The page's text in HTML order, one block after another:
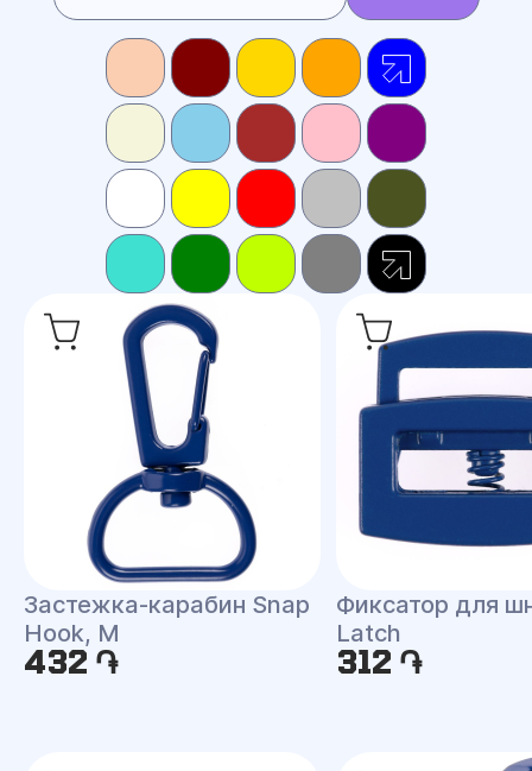
Застежка-карабин Snap
Hook, M
432 ֏
Фиксатор для
Latch
312 ֏